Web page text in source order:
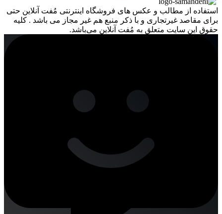
استفاده از مطالب و عکس های فروشگاه اینترنتی مُفت آنلاین حتی
برای مقاصد غیرتجاری و با ذکر منبع هم غیر مجاز می باشد . کلیه
حقوق این سایت متعلق به مُفت آنلاین می‌باشد.